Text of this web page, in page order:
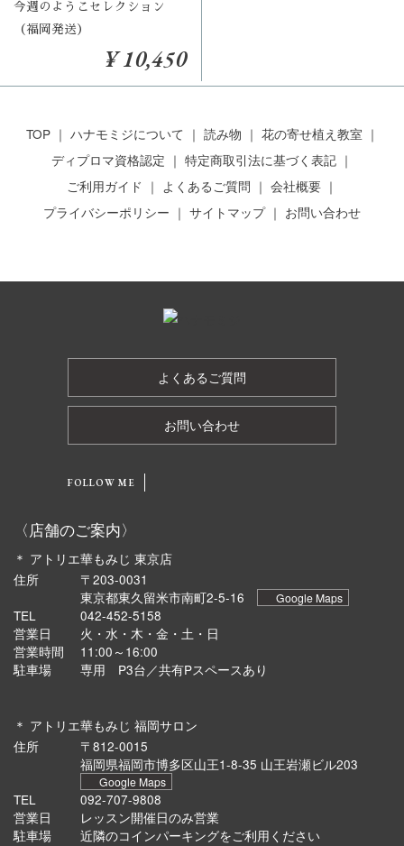
今週のようこセレクション
（福岡発送）
¥ 10,450
TOP ハナモミジについて 読み物
花の寄せ植え教室
ディプロマ資格認定
特定商取引法に基づく表記
ご利用ガイド
よくあるご質問
会社概要
プライバシーポリシー
サイトマップ お問い合わせ
よくあるご質問
お問い合わせ
FOLLOW ME
〈店舗のご案内〉
＊ アトリエ華もみじ 東京店
住所
〒203-0031
東京都東久留米市南町2-5-16
Google Maps
TEL
042-452-5158
営業日
火・水・木・金・土・日
営業時間
11:00～16:00
駐車場
専用 P3台／共有Pスペースあり
＊ アトリエ華もみじ 福岡サロン
住所
〒812-0015
福岡県福岡市博多区山王1-8-35 山王岩瀬ビル203
Google Maps
TEL
092-707-9808
営業日
レッスン開催日のみ営業
駐車場
近隣のコインパーキングをご利用ください